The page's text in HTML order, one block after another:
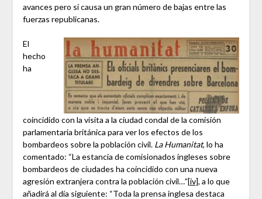
avances pero sí causa un gran número de bajas entre las
fuerzas republicanas.
El
hecho
ha
coincidido con la visita a la ciudad condal de la comisión
parlamentaria británica para ver los efectos de los
bombardeos sobre la población civil. La Humanitat, lo ha
comentado: “La estancia de comisionados ingleses sobre
bombardeos de ciudades ha coincidido con una nueva
agresión extranjera contra la población civil…”[iv], a lo que
añadirá al día siguiente: “Toda la prensa inglesa destaca